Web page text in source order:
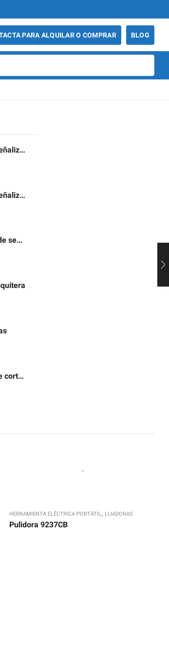
PARA ALQUILAR O COMPRAR BLOG
Cinta de señalización
Cono de señalización
Lámpara de señalización
Señal calle cortada por obras
HERRAMIENTA ELÉCTRICA PORTÁTIL, LIJADORAS
Pulidora 9237CB